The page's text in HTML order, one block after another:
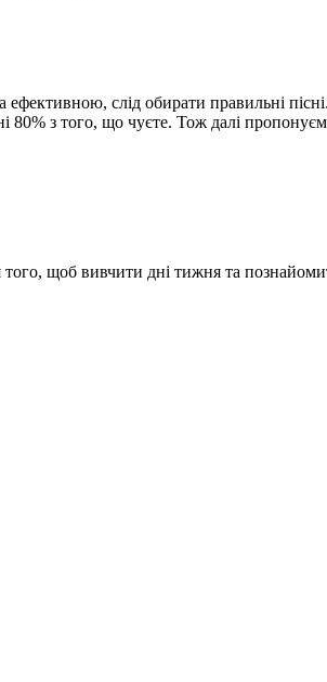
слід обирати правильні
80% з того, що чуєте. Тож далі
того, щоб вивчити дні тижня та